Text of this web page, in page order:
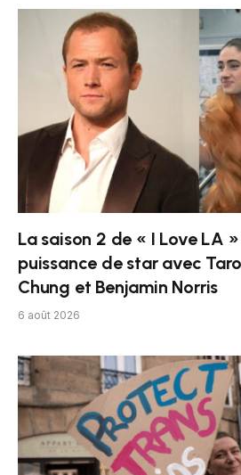
La saison 2 de « I Love LA
puissance de star avec
Chung et Benjamin Norris
6 août 2026